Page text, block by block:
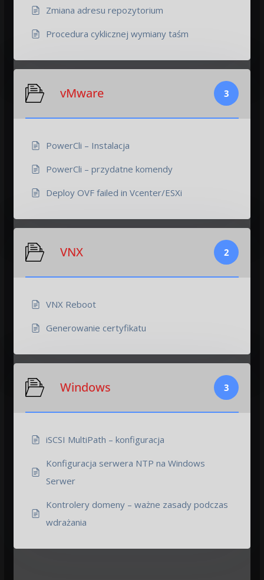
Zmiana adresu repozytorium
Procedura cyklicznej wymiany taśm
vMware 3
PowerCli – Instalacja
PowerCli – przydatne komendy
Deploy OVF failed in Vcenter/ESXi
VNX 2
VNX Reboot
Generowanie certyfikatu
Windows 3
iSCSI MultiPath – konfiguracja
Konfiguracja serwera NTP na Windows
Serwer
Kontrolery domeny – ważne zasady podczas
wdrażania